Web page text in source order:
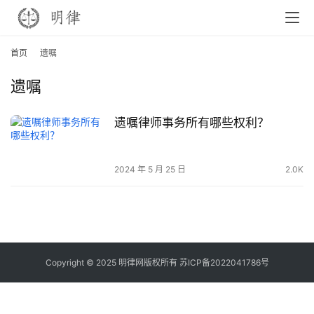
首页 遗嘱
遗嘱
遗嘱律师事务所有哪些权利？
2024 年 5 月 25 日 2.0K
Copyright © 2025 明律网版权所有 苏ICP备2022041786号